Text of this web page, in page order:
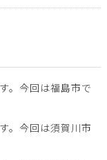
。今回は福島市で
。今回は須賀川市